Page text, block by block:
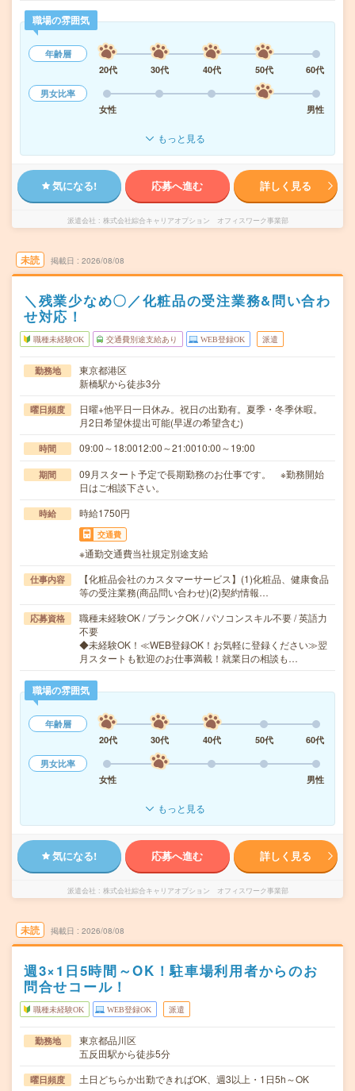
職場の雰囲気
年齢層
20代
30代 40代 50代
60代
男女比率
女性
男性
もっと見る
気になる! 応募へ進む 詳しく見る
派遣会社 株式会社綜合キャリアオプション オフィスワーク事業部
未読 掲載日 2026/08/08
＼残業少なめ〇／化粧品の受注業務&問い合わ
せ対応！
職種未経験OK 交通費別途支給あり WEB登録OK 派遣
勤務地
東京都港区
新橋駅から徒歩3分
曜日頻度
日曜+他平日一日休み。祝日の出勤有。夏季・冬季休暇。
月2日希望休提出可能(早遅の希望含む)
時間 09:00～18:0012:00～21:0010:00～19:00
期間
09月スタート予定で長期勤務のお仕事です。 ※勤務開始
日はご相談下さい。
時給 時給1750円
交通費
※通勤交通費当社規定別途支給
仕事内容
【化粧品会社のカスタマーサービス】(1)化粧品、健康食品
等の受注業務(商品問い合わせ)(2)契約情報…
応募資格
職種未経験OK / ブランクOK / パソコンスキル不要 / 英語力
不要
◆未経験OK！≪WEB登録OK！お気軽に登録ください≫翌
月スタートも歓迎のお仕事満載！就業日の相談も…
職場の雰囲気
年齢層
20代
30代 40代 50代
60代
男女比率
女性
男性
もっと見る
気になる! 応募へ進む 詳しく見る
派遣会社 株式会社綜合キャリアオプション オフィスワーク事業部
未読 掲載日 2026/08/08
週3×1日5時間～OK！駐車場利用者からのお
問合せコール！
職種未経験OK WEB登録OK 派遣
勤務地
東京都品川区
五反田駅から徒歩5分
曜日頻度 土日どちらか出勤できればOK、週3以上・1日5h～OK